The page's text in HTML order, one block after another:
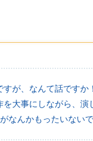
が、なんて話です
大事にしながら、
なんかもったいない